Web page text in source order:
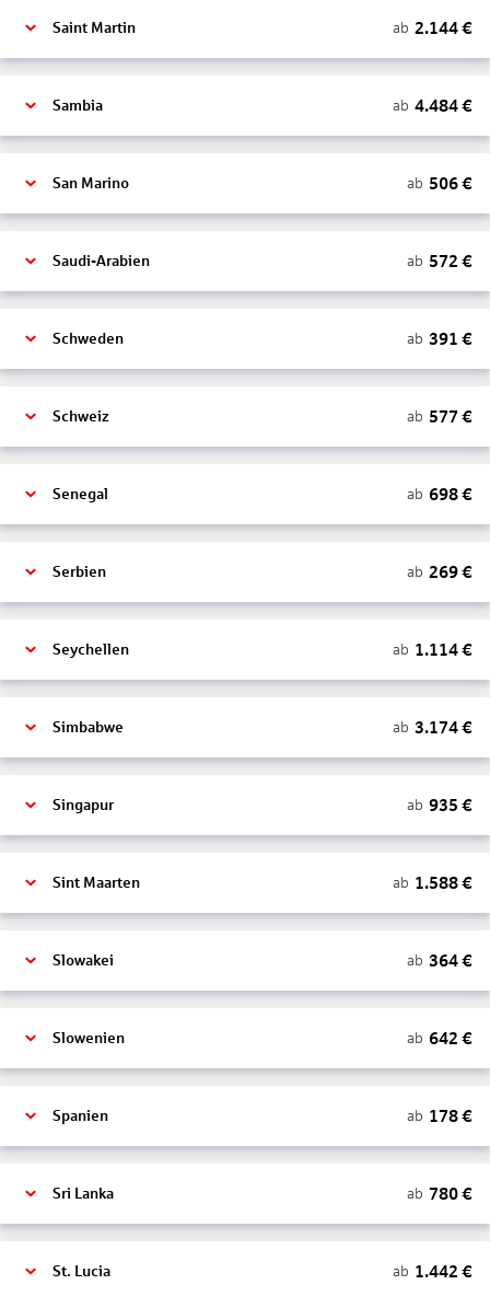
Saint Martin ab 2.144€
Sambia ab 4.484€
San Marino ab 506€
Saudi-Arabien ab 572 €
Schweden ab 391 €
Schweiz ab 577 €
Senegal ab 698€
Serbien ab 269€
Seychellen ab 1.114€
Simbabwe ab 3.174€
Singapur ab 935 €
Sint Maarten ab 1.588€
Slowakei ab 364€
Slowenien ab 642 €
Spanien ab 178€
Sri Lanka ab 780€
St. Lucia ab 1.442 €